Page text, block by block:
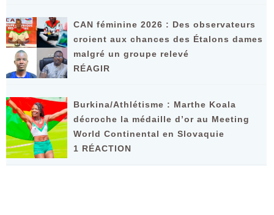
CAN féminine 2026 : Des observateurs
croient aux chances des Étalons dames
malgré un groupe relevé
RÉAGIR
Burkina/Athlétisme : Marthe Koala
décroche la médaille d’or au Meeting
World Continental en Slovaquie ‎
1 RÉACTION